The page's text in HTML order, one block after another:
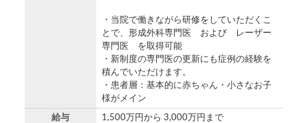
・当院で働きながら研修をしていただくこ
とで、形成外科専門医 および レーザー
専門医 を取得可能
・新制度の専門医の更新にも症例の経験を
積んでいただけます。
・患者層：基本的に赤ちゃん・小さなお子
様がメイン
給与 1,500万円から 3,000万円まで